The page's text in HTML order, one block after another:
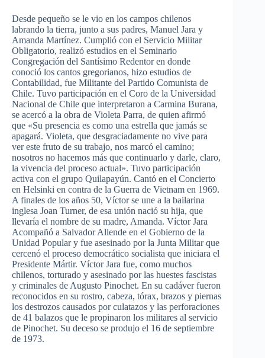
Desde pequeño se le vio en los campos chilenos
labrando la tierra, junto a sus padres, Manuel Jara y
Amanda Martínez. Cumplió con el Servicio Militar
Obligatorio, realizó estudios en el Seminario
Congregación del Santísimo Redentor en donde
conoció los cantos gregorianos, hizo estudios de
Contabilidad, fue Militante del Partido Comunista de
Chile. Tuvo participación en el Coro de la Universidad
Nacional de Chile que interpretaron a Carmina Burana,
se acercó a la obra de Violeta Parra, de quien afirmó
que «Su presencia es como una estrella que jamás se
apagará. Violeta, que desgraciadamente no vive para
ver este fruto de su trabajo, nos marcó el camino;
nosotros no hacemos más que continuarlo y darle, claro,
la vivencia del proceso actual». Tuvo participación
activa con el grupo Quilapayún. Cantó en el Concierto
en Helsinki en contra de la Guerra de Vietnam en 1969.
A finales de los años 50, Víctor se une a la bailarina
inglesa Joan Turner, de esa unión nació su hija, que
llevaría el nombre de su madre, Amanda. Víctor Jara
Acompañó a Salvador Allende en el Gobierno de la
Unidad Popular y fue asesinado por la Junta Militar que
cercenó el proceso democrático socialista que iniciara el
Presidente Mártir. Víctor Jara fue, como muchos
chilenos, torturado y asesinado por las huestes fascistas
y criminales de Augusto Pinochet. En su cadáver fueron
reconocidos en su rostro, cabeza, tórax, brazos y piernas
los destrozos causados por culatazos y las perforaciones
de 41 balazos que le propinaron los militares al servicio
de Pinochet. Su deceso se produjo el 16 de septiembre
de 1973.